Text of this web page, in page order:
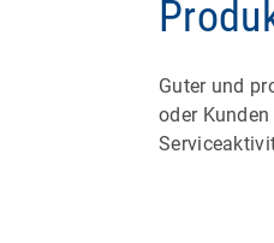
Guter und
oder